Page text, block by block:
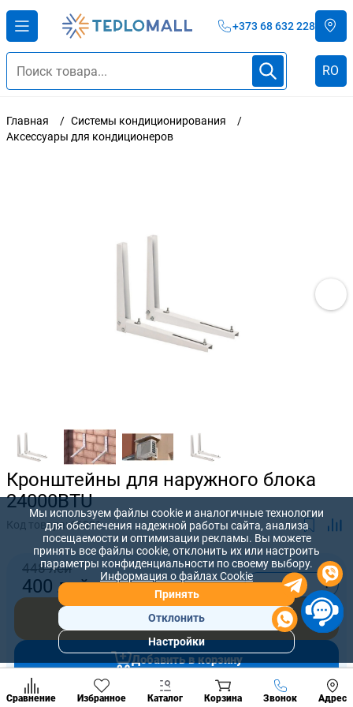
+373 68 632 228
RO
Главная
Системы кондиционирования
Аксессуары для кондиционеров
Кронштейны для наружного блока
24000BTU
Код товара:66001
448 лей
400 лей - +
Купить сейчас
Добавить в корзину
Сравнение Избранное Каталог Корзина Звонок Адрес
Позвонить
разделы
Мы используем файлы cookie и аналогичные технологии
для обеспечения надежной работы сайта, анализа
посещаемости и оптимизации рекламы. Вы можете
принять все файлы cookie, отклонить их или настроить
параметры конфиденциальности по своему выбору.
Информация о файлах Cookie
Принять
Отклонить
Настройки